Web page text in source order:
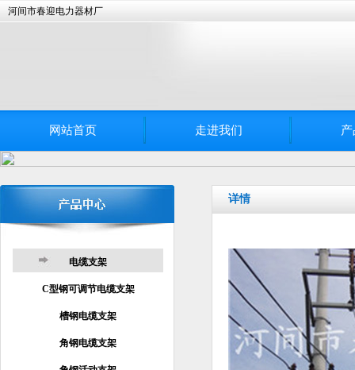
河间市春迎电力器材厂
网站首页 走进我们
电缆支架
C型钢可调节电缆支架
槽钢电缆支架
角钢电缆支架
详情